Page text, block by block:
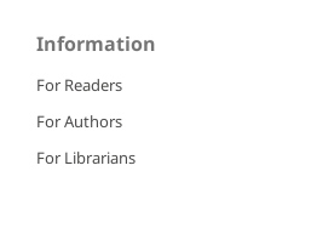
Information
For Readers
For Authors
For Librarians